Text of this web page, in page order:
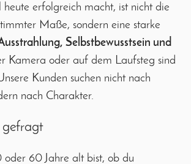
heute erfolgreich macht, ist nicht die
Maße, sondern eine starke
Selbstbewusstsein und
Kamera oder auf dem Laufsteg sind
Kunden suchen nicht nach
nach Charakter.
gefragt
oder 60 Jahre alt bist, ob du